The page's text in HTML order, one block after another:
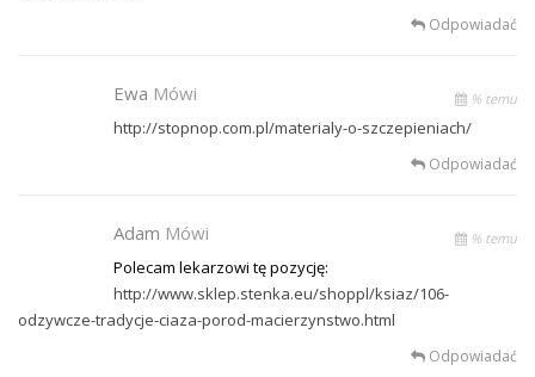
Odpowiadać
Ewa Mówi % temu
http://stopnop.com.pl/materialy-o-szczepieniach/
Odpowiadać
Adam Mówi % temu
Polecam lekarzowi tę pozycję:
http://www.sklep.stenka.eu/shoppl/ksiaz/106-
odzywcze-tradycje-ciaza-porod-macierzynstwo.html
Odpowiadać